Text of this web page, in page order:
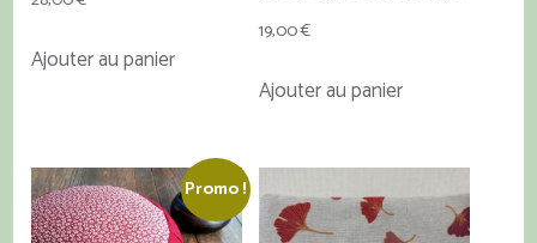
produit
Ajouter au panier
19,00€
Ajouter au panier
Promo !